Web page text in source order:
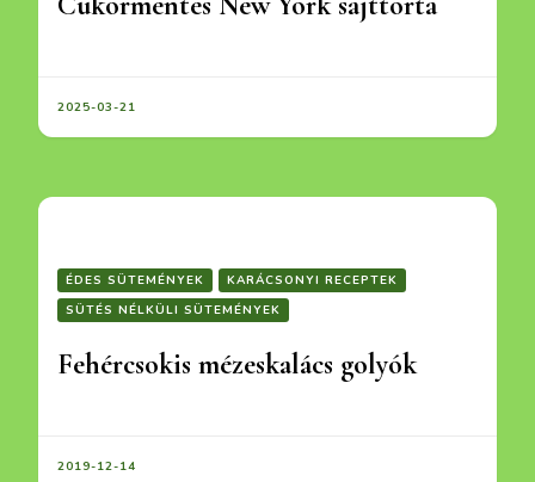
2025-03-21
ÉDES SÜTEMÉNYEK
KARÁCSONYI RECEPTEK
SÜTÉS NÉLKÜLI SÜTEMÉNYEK
Fehércsokis mézeskalács golyók
2019-12-14